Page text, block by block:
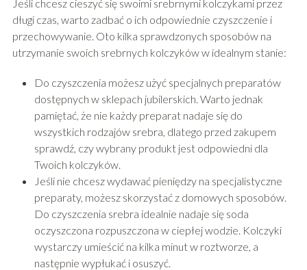
Jeśli chcesz cieszyć się swoimi srebrnymi kolczykami przez
długi czas, warto zadbać o ich odpowiednie czyszczenie i
przechowywanie. Oto kilka sprawdzonych sposobów na
utrzymanie swoich srebrnych kolczyków w idealnym stanie:
Do czyszczenia możesz użyć specjalnych preparatów
dostępnych w sklepach jubilerskich. Warto jednak
pamiętać, że nie każdy preparat nadaje się do
wszystkich rodzajów srebra, dlatego przed zakupem
sprawdź, czy wybrany produkt jest odpowiedni dla
Twoich kolczyków.
Jeśli nie chcesz wydawać pieniędzy na specjalistyczne
preparaty, możesz skorzystać z domowych sposobów.
Do czyszczenia srebra idealnie nadaje się soda
oczyszczona rozpuszczona w ciepłej wodzie. Kolczyki
wystarczy umieścić na kilka minut w roztworze, a
następnie wypłukać i osuszyć.